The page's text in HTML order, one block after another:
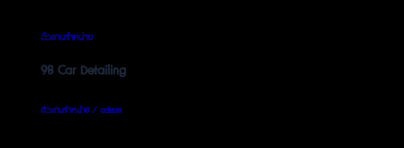
ตัวแทนจำหน่าย
98 Car Detailing
ตัวแทนจำหน่าย/ admin